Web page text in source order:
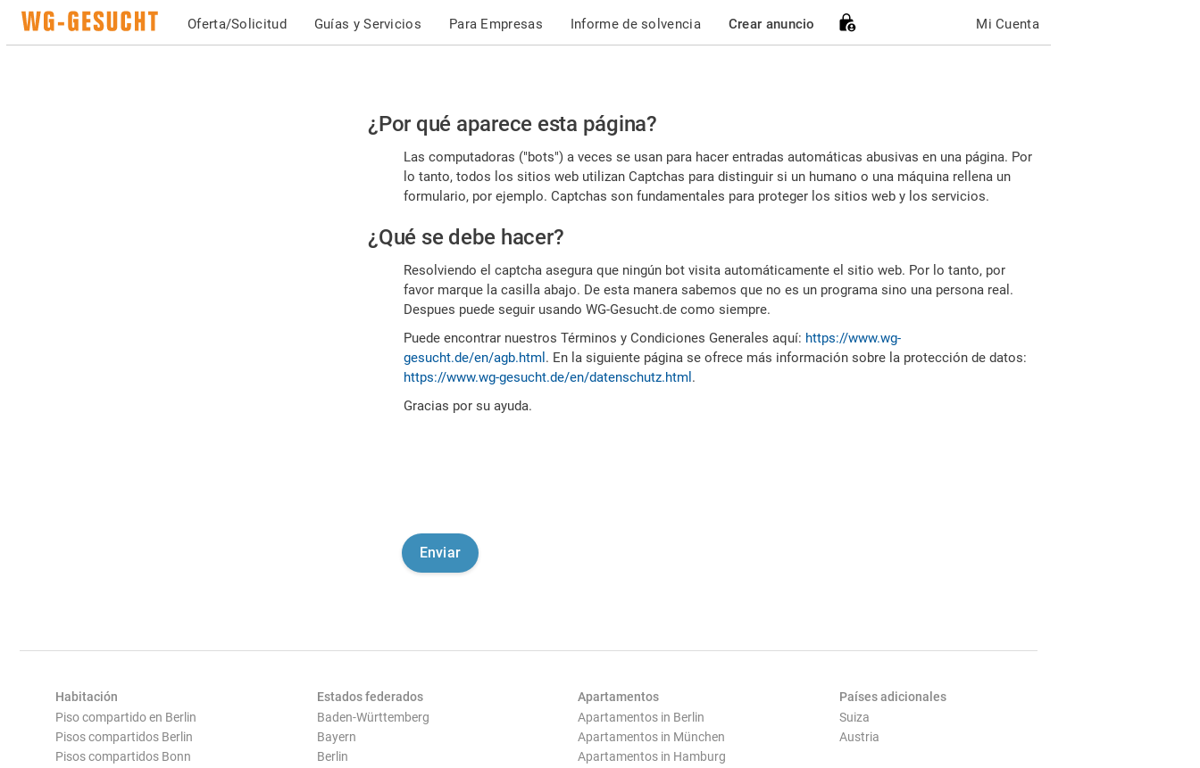
Oferta/Solicitud Guías y Servicios Para Empresas Informe de solvencia Crear anuncio Mi Cuenta
Por
favor,
confirme
es
humano
¿Por qué aparece esta página?
Las computadoras ("bots") a veces se usan para hacer entradas automáticas abusivas en una página. Por
lo tanto, todos los sitios web utilizan Captchas para distinguir si un humano o una máquina rellena un
formulario, por ejemplo. Captchas son fundamentales para proteger los sitios web y los servicios.
¿Qué se debe hacer?
Resolviendo el captcha asegura que ningún bot visita automáticamente el sitio web. Por lo tanto, por
favor marque la casilla abajo. De esta manera sabemos que no es un programa sino una persona real.
Despues puede seguir usando WG-Gesucht.de como siempre.
Puede encontrar nuestros Términos y Condiciones Generales aquí: https://www.wg-
gesucht.de/en/agb.html . En la siguiente página se ofrece más información sobre la protección de datos:
https://www.wg-gesucht.de/en/datenschutz.html .
Gracias por su ayuda.
Habitación
Piso compartido en Berlin
Pisos compartidos Berlin
Pisos compartidos Bonn
Estados federados
Baden-Württemberg
Bayern
Berlin
Apartamentos
Apartamentos in Berlin
Apartamentos in München
Apartamentos in Hamburg
Países adicionales
Suiza
Austria